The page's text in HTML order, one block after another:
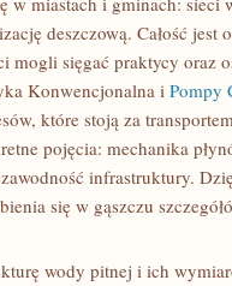
deszczową. Całość jest
mogli sięgać praktycy oraz
Konwencjonalna i Pompy
które stoją za
pojęcia: mechanika
infrastruktury.
się w gąszczu
wody pitnej i ich